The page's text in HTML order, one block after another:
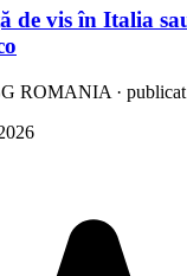
de vis în Italia
ROMANIA ·